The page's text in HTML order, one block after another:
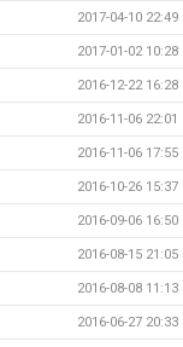
2017-04-10 22:49
2017-01-02 10:28
2016-12-22 16:28
2016-11-06 22:01
2016-11-06 17:55
2016-10-26 15:37
2016-09-06 16:50
2016-08-15 21:05
2016-08-08 11:13
2016-06-27 20:33